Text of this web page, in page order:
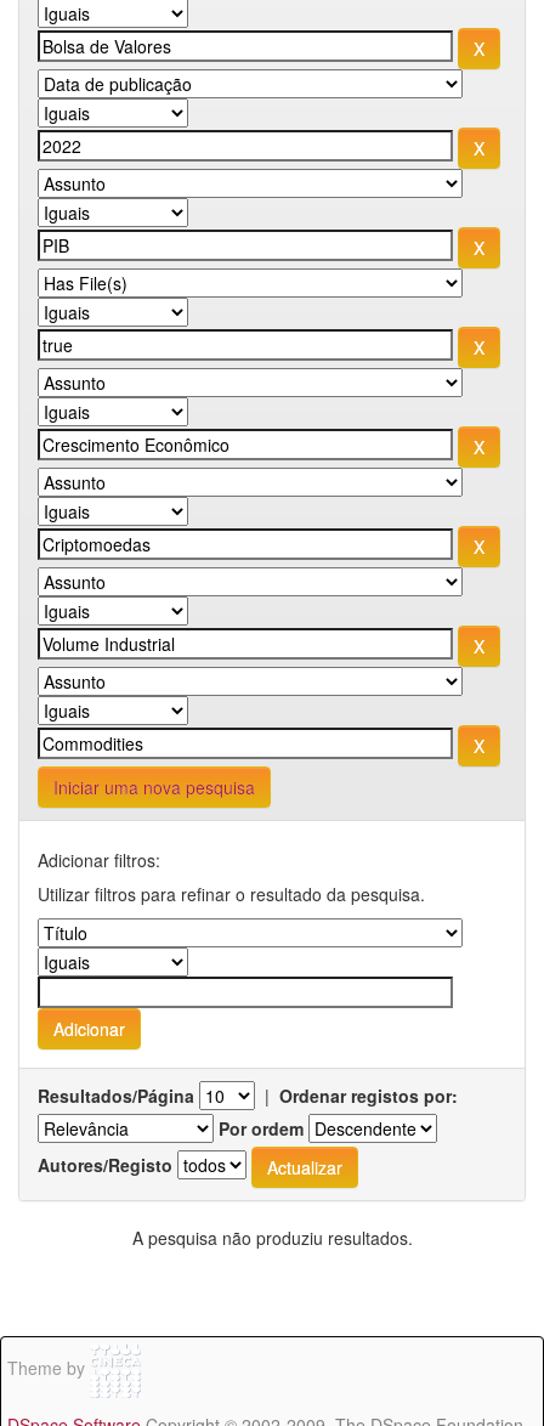
Iniciar uma nova pesquisa
Adicionar filtros:
Utilizar filtros para refinar o resultado da pesquisa.
Resultados/Página | Ordenar registos por:
Por ordem
Autores/Registo
A pesquisa não produziu resultados.
Theme by